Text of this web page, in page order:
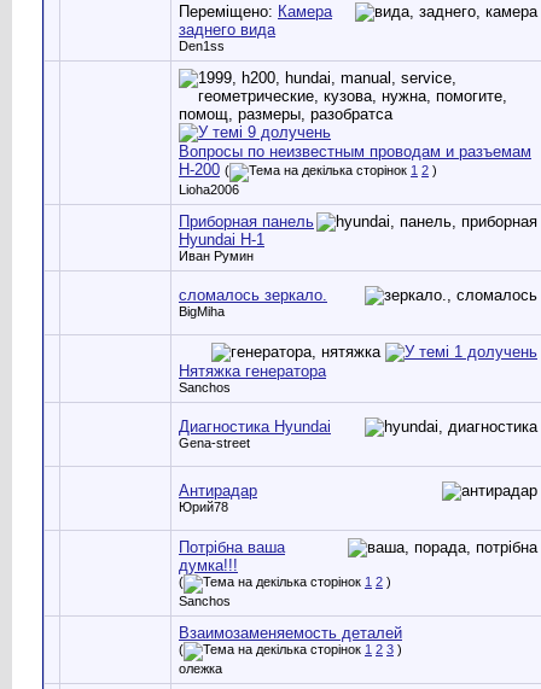
Переміщено: Камера
заднего вида
Den1ss
Вопросы по неизвестным проводам и разъемам
Н-200 ( 1 2 )
Lioha2006
Приборная панель
Hyundai H-1
Иван Румин
сломалось зеркало.
BigMiha
Нятяжка генератора
Sanchos
Диагностика Hyundai
Gena-street
Антирадар
Юрий78
Потрібна ваша
думка!!!
( 1 2 )
Sanchos
Взаимозаменяемость деталей
( 1 2 3 )
олежка